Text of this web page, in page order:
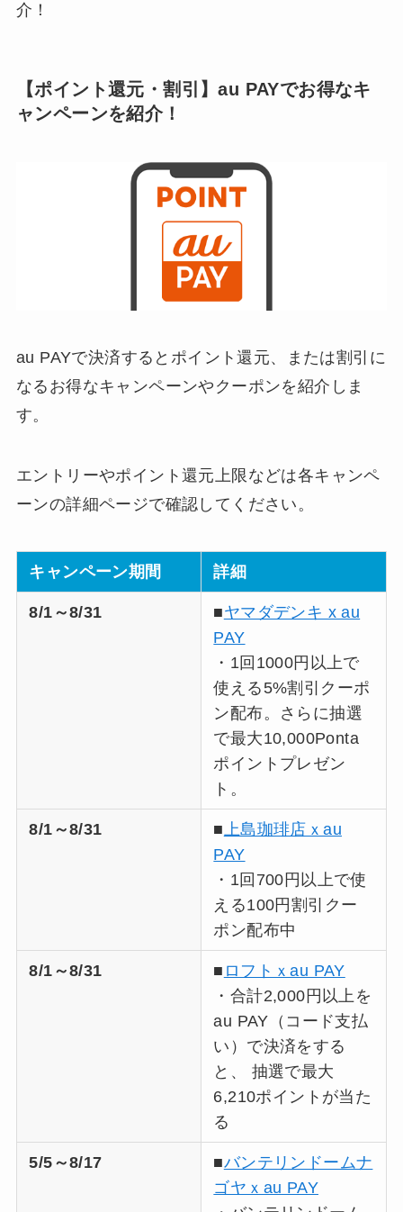
介！
【ポイント還元・割引】au PAYでお得なキ
ャンペーンを紹介！
au PAYで決済するとポイント還元、または割引に
なるお得なキャンペーンやクーポンを紹介しま
す。
エントリーやポイント還元上限などは各キャンペ
ーンの詳細ページで確認してください。
キャンペーン期間 詳細
8/1～8/31 ■ヤマダデンキ x au
PAY
・1回1000円以上で
使える5%割引クーポ
ン配布。さらに抽選
で最大10,000Ponta
ポイントプレゼン
ト。
8/1～8/31 ■上島珈琲店ｘau
PAY
・1回700円以上で使
える100円割引クー
ポン配布中
8/1～8/31 ■ ロフトｘau PAY
・合計2,000円以上を
au PAY（コード支払
い）で決済をする
と、 抽選で最大
6,210ポイントが当た
る​
5/5～8/17 ■バンテリンドームナ
ゴヤｘau PAY